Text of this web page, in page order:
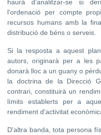
haurà d'analitzar-se si
l'ordenació per compte
recursos humans amb la
distribució de béns o serveis.
Si la resposta a aquest
autors, originarà per a les
donarà lloc a un guany o
la doctrina de la Direcció
contrari, constituirà un
límits establerts per a
rendiment d'activitat
D'altra banda, tota persona